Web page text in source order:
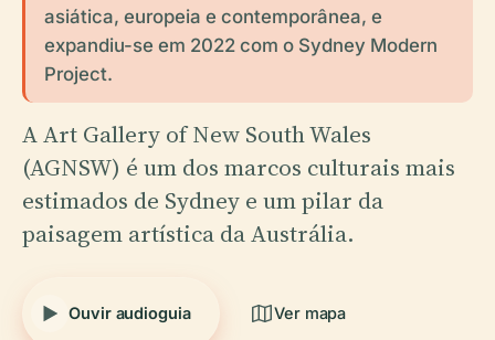
asiática, europeia e contemporânea, e
expandiu-se em 2022 com o Sydney Modern
Project.
A Art Gallery of New South Wales
(AGNSW) é um dos marcos culturais mais
estimados de Sydney e um pilar da
paisagem artística da Austrália.
Ouvir audioguia Ver mapa